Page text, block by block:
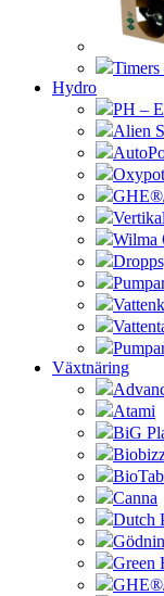
Hydro
PH –
Alien
Oxypot
Wilma
Växtnäring
Atami
BiG
Canna
Dutch
Green